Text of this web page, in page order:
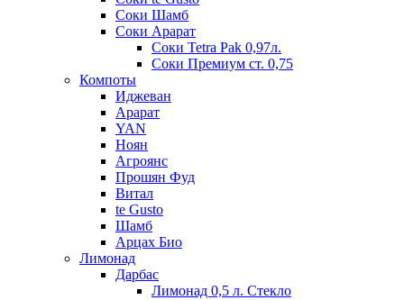
Соки Шамб
Соки Арарат
Соки Tetra Pak 0,97л.
Соки Премиум ст. 0,75
Компоты
Иджеван
Арарат
YAN
Ноян
Агроянс
Прошян Фуд
Витал
te Gusto
Шамб
Арцах Био
Лимонад
Дарбас
Лимонад 0,5 л. Стекло